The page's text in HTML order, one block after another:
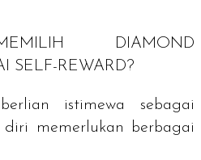
DIAMOND
SELF-REWARD?
istimewa sebagai
memerlukan berbagai